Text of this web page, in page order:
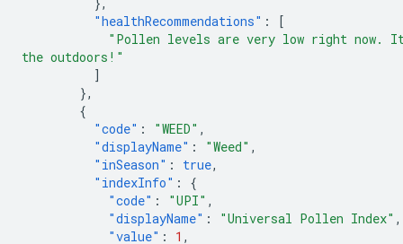
"healthRecommendations" :
[
"Pollen levels are very low right now.
the outdoors!"
]
},
{
"code" : "WEED" ,
"displayName" : "Weed" ,
"inSeason" : true,
"indexInfo" :
{
"code" : "UPI" ,
"displayName" : "Universal Pollen Index" ,
"value" : 1 ,